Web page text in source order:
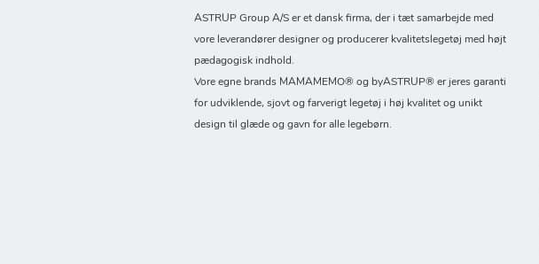
ASTRUP Group A/S er et dansk firma, der i tæt samarbejde med
vore leverandører designer og producerer kvalitetslegetøj med højt
pædagogisk indhold.
Vore egne brands MAMAMEMO® og byASTRUP® er jeres garanti
for udviklende, sjovt og farverigt legetøj i høj kvalitet og unikt
design til glæde og gavn for alle legebørn.